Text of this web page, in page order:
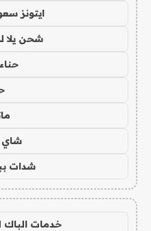
ايتونز
شحن يلا
شاي
شدات
خدمات